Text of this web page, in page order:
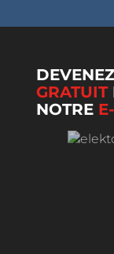
GRATUIT
NOTRE